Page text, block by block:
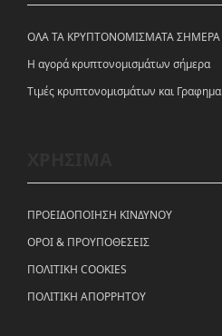
ΟΛΑ ΤΑ ΚΡΥΠΤΟΝΟΜΙΣΜΑΤΑ ΣΗΜΕΡΑ
Η αγορά κρυπτονομισμάτων σήμερα
Tιμές κρυπτονομισμάτων και Γραφημα
ΠΡΟΕΙΔΟΠΟΙΗΣΗ ΚΙΝΔΥΝΟΥ
ΟΡΟΙ & ΠΡΟΥΠΟΘΕΣΕΙΣ
ΠΟΛΙΤΙΚΗ COOKIES
ΠΟΛΙΤΙΚΗ ΑΠΟΡΡΗΤΟΥ